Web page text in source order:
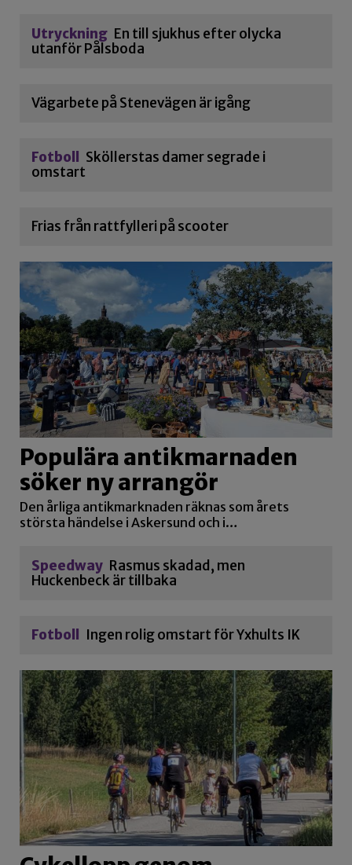
Utryckning En till sjukhus efter olycka
utanför Pålsboda
Vägarbete på Stenevägen är igång
Fotboll
Sköllerstas damer segrade i
omstart
Frias från rattfylleri på scooter
Populära antikmarnaden
söker ny arrangör
Den årliga antikmarknaden räknas som årets
största händelse i Askersund och i…
Speedway Rasmus skadad, men
Huckenbeck är tillbaka
Fotboll Ingen rolig omstart för Yxhults IK